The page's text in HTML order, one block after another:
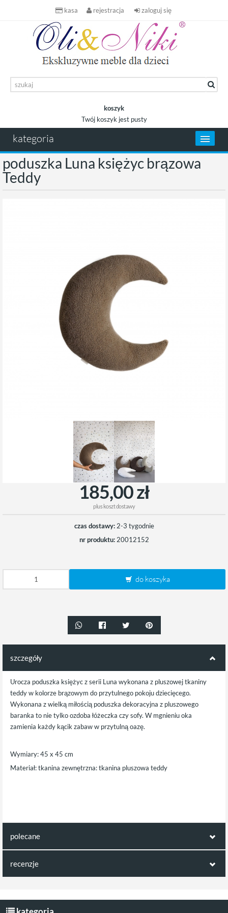
kasa rejestracja zaloguj się
koszyk
Twój koszyk jest pusty
kategoria
poduszka Luna księżyc brązowa
Teddy
185,00 zł
plus koszt dostawy
czas dostawy: 2-3 tygodnie
nr produktu:20012152
do koszyka
szczegóły
Urocza poduszka księżyc z serii Luna wykonana z pluszowej tkaniny
teddy w kolorze brązowym do przytulnego pokoju dziecięcego.
Wykonana z wielką miłością poduszka dekoracyjna z pluszowego
baranka to nie tylko ozdoba łóżeczka czy sofy. W mgnieniu oka
zamienia każdy kącik zabaw w przytulną oazę.
Wymiary: 45 x 45 cm
Materiał: tkanina zewnętrzna: tkanina pluszowa teddy
polecane
ten produkt jest np. kompatybilny z:
beżowy
Egmont
recenzje
Napisz pierwszą recenzję jako klient!